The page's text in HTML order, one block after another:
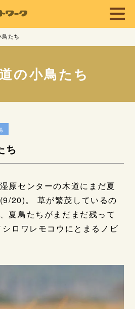
たち
の小鳥たち
ち
原センターの木道にまだ夏
20)。 草が繁茂しているの
夏鳥たちがまだまだ残って
ロワレモコウにとまるノビ